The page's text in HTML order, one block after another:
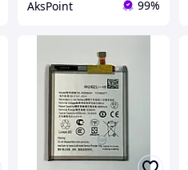
AksPoint 99%